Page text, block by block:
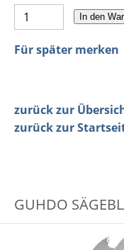
In den
Für später merken
zurück zur
zurück zur
GUHDO